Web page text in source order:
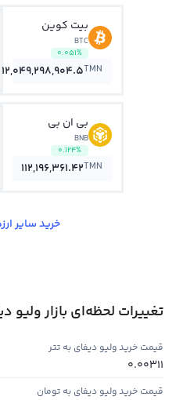
بیت کوین
BTC
0.051%
12,049,298,904.5TMN
بی ان بی
BNB
0.124%
112,196,361.42TMN
خرید سایر
تغییرات لحظه‌ای بازار ولیو
قیمت خرید ولیو دیفای به تتر
0.00311
قیمت خرید ولیو دیفای به تومان